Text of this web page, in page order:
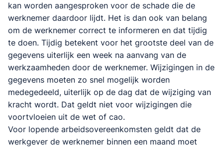
kan worden aangesproken voor de schade die de
werknemer daardoor lijdt. Het is dan ook van belang
om de werknemer correct te informeren en dat tijdig
te doen. Tijdig betekent voor het grootste deel van de
gegevens uiterlijk een week na aanvang van de
werkzaamheden door de werknemer. Wijzigingen in de
gegevens moeten zo snel mogelijk worden
medegedeeld, uiterlijk op de dag dat de wijziging van
kracht wordt. Dat geldt niet voor wijzigingen die
voortvloeien uit de wet of cao.
Voor lopende arbeidsovereenkomsten geldt dat de
werkgever de werknemer binnen een maand moet